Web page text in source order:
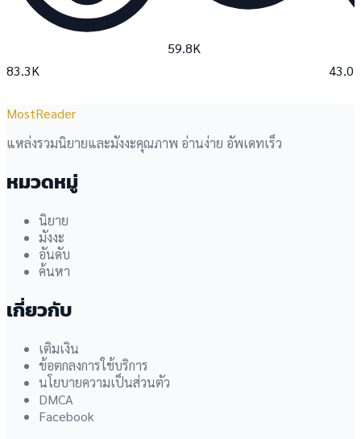
83.3K
59.8K
43.0K
MostReader
แหล่งรวมนิยายและมังงะคุณภาพ อ่านง่าย อัพเดทเร็ว
หมวดหมู่
นิยาย
มังงะ
อันดับ
ค้นหา
เกี่ยวกับ
เติมเงิน
ข้อตกลงการใช้บริการ
นโยบายความเป็นส่วนตัว
DMCA
Facebook